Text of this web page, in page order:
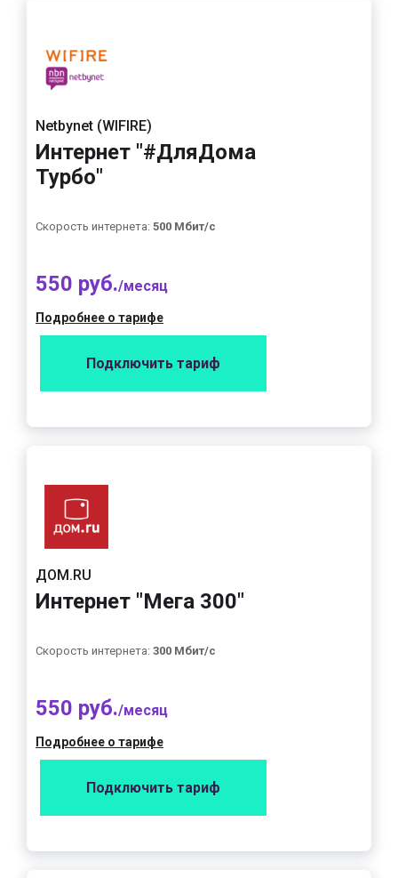
Netbynet (WIFIRE)
Интернет "#ДляДома
Турбо"
Скорость интернета: 500 Мбит/с
550 руб./месяц
Подробнее о тарифе
Подключить тариф
ДОМ.RU
Интернет "Мега 300"
Скорость интернета: 300 Мбит/с
550 руб./месяц
Подробнее о тарифе
Подключить тариф